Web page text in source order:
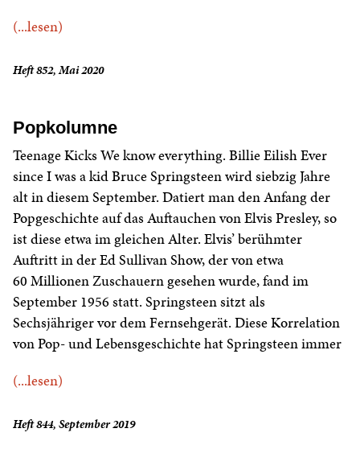
(...lesen)
Heft 852, Mai 2020
Popkolumne
Teenage Kicks We know everything. Billie Eilish Ever
since I was a kid Bruce Springsteen wird siebzig Jahre
alt in diesem September. Datiert man den Anfang der
Popgeschichte auf das Auftauchen von Elvis Presley, so
ist diese etwa im gleichen Alter. Elvis’ berühmter
Auftritt in der Ed Sullivan Show, der von etwa
60 Millionen Zuschauern gesehen wurde, fand im
September 1956 statt. Springsteen sitzt als
Sechsjähriger vor dem Fernsehgerät. Diese Korrelation
von Pop- und Lebensgeschichte hat Springsteen immer
(...lesen)
Heft 844, September 2019